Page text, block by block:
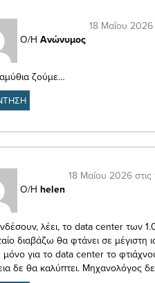
Ο/Η Ανώνυμος
18 Μαΐου 2026
ζούμε…
Ο/Η helen
18 Μαΐου 2026 στις
λέει, το data center των
διαβάζω θα φτάνει σε μέγιστη
για το data center το
δε θα καλύπτει. Μηχανολόγος